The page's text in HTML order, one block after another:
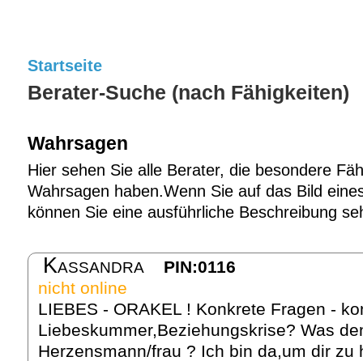
Startseite
Berater-Suche (nach Fähigkeiten)
Wahrsagen
Hier sehen Sie alle Berater, die besondere
Wahrsagen haben.Wenn Sie auf das Bild
können Sie eine ausführliche Beschreibung
Kassandra
PIN:0116
nicht online
LIEBES - ORAKEL ! Konkrete Fragen -
Liebeskummer,Beziehungskrise? Was
Herzensmann/frau ? Ich bin da,um dir zu